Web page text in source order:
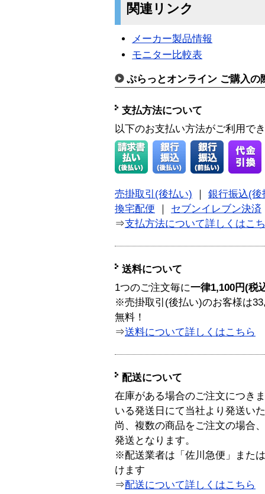
関連リンク
メーカー製品情報
モニター比較表
ぷらっとオンライン ご購入の
支払方法について
以下のお支払い方法がご利用で
売掛取引(後払い)
銀行振込(後
換宅配便
セブンイレブン決済
⇒支払方法について詳しくはこ
送料について
1つのご注文毎に一律1,100円(税
※売掛取引(後払い)のお客様は
無料！
⇒送料について詳しくはこちら
配送について
在庫がある場合のご注文につき
いる発送日にて当社より発送い
尚、複数の商品をご注文の場合
発送となります。
※配送業者は「佐川急便」また
けます
⇒配送について詳しくはこちら